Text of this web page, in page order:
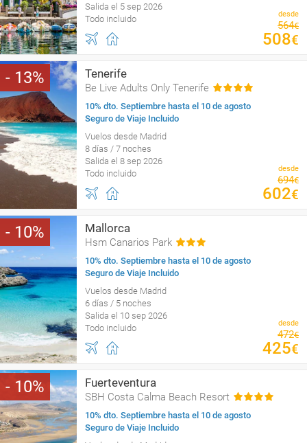
Salida el 5 sep 2026
Todo incluido
desde
564€
508€
13 Tenerife
Be Live Adults Only Tenerife
10% dto. Septiembre hasta el 10 de agosto
Seguro de Viaje Incluido
Vuelos desde Madrid
8 días / 7 noches
Salida el 8 sep 2026
Todo incluido
desde
694€
602€
10 Mallorca
Hsm Canarios Park
10% dto. Septiembre hasta el 10 de agosto
Seguro de Viaje Incluido
Vuelos desde Madrid
6 días / 5 noches
Salida el 10 sep 2026
Todo incluido
desde
472€
425€
10 Fuerteventura
SBH Costa Calma Beach Resort
10% dto. Septiembre hasta el 10 de agosto
Seguro de Viaje Incluido